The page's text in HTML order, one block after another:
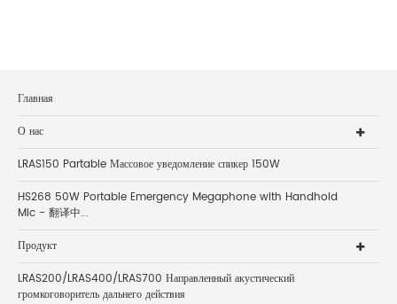
Главная
О нас
LRAS150 Partable Массовое уведомление спикер 150W
HS268 50W Portable Emergency Megaphone with Handhold
Mic - 翻译中...
Продукт
LRAS200/LRAS400/LRAS700 Направленный акустический
громкоговоритель дальнего действия